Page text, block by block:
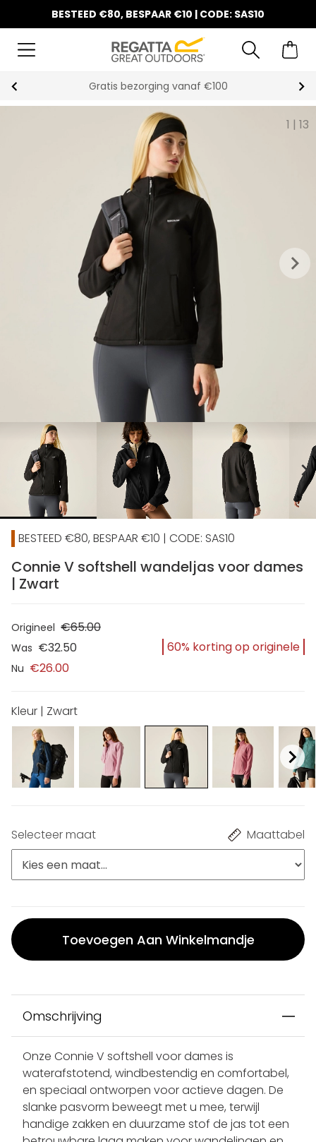
BESTEED €80, BESPAAR €10 | CODE: SAS10
Gratis bezorging vanaf €100
1 | 13
keyboard_arrow_right
chevron_right
BESTEED €80, BESPAAR €10 | CODE: SAS10
Connie V softshell wandeljas voor dames
| Zwart
Origineel €65.00
Was €32.50
Nu €26.00
60% korting op originele
Kleur | Zwart
Selecteer maat Maattabel
Toevoegen Aan Winkelmandje
Omschrijving
Onze Connie V softshell voor dames is
waterafstotend, windbestendig en comfortabel,
en speciaal ontworpen voor actieve dagen. De
slanke pasvorm beweegt met u mee, terwijl
handige zakken en duurzame stof de jas tot een